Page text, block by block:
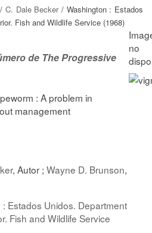
/ C. Dale Becker/ Washington : Estados
Fish and Wildlife Service (1968)
de The Progressive
: A problem in
management
, Autor ; Wayne D. Brunson,
Estados Unidos. Department
Fish and Wildlife Service